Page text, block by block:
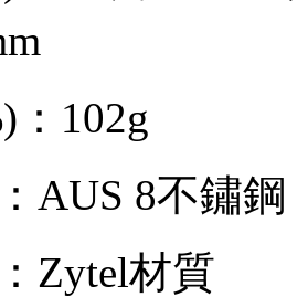
：102g
AUS 8不鏽鋼
Zytel材質